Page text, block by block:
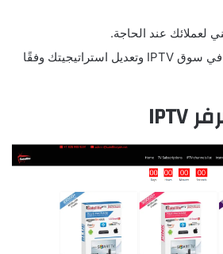
لعملائك عند الحاجة.
تابع التطورات في سوق IPTV وتعديل استراتيجيتك وفقًا
IPTV